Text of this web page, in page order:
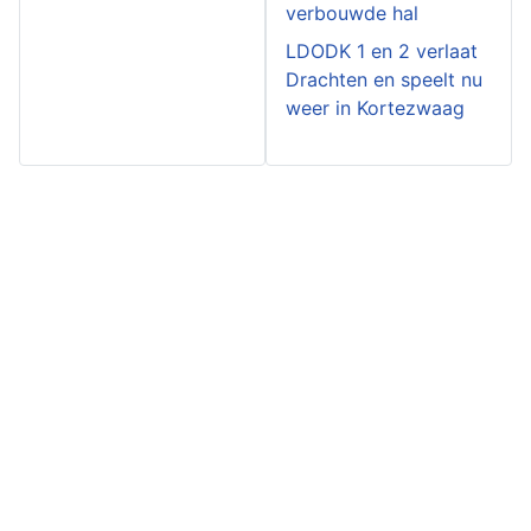
verbouwde hal
LDODK 1 en 2 verlaat
Drachten en speelt nu
weer in Kortezwaag